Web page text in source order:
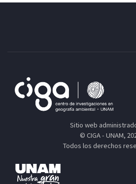
Sitio web
© CIGA - UNAM,
Todos los derechos